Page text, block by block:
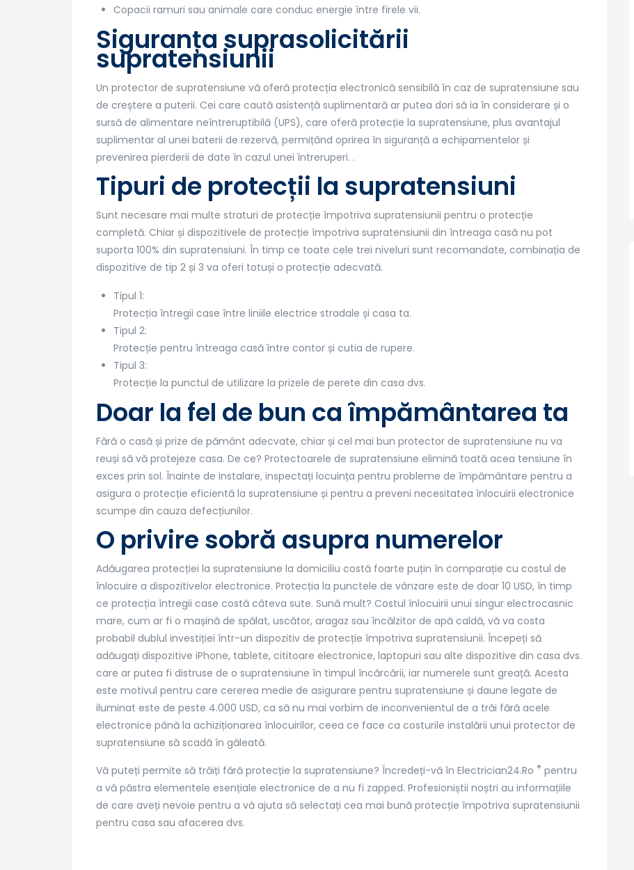
Copacii ramuri sau animale care conduc energie între firele vii.
Siguranța suprasolicitării
supratensiunii
Un protector de supratensiune vă oferă protecția electronică sensibilă în caz de supratensiune sau
de creștere a puterii. Cei care caută asistență suplimentară ar putea dori să ia în considerare și o
sursă de alimentare neîntreruptibilă (UPS), care oferă protecție la supratensiune, plus avantajul
suplimentar al unei baterii de rezervă, permițând oprirea în siguranță a echipamentelor și
prevenirea pierderii de date în cazul unei întreruperi. .
Tipuri de protecții la supratensiuni
Sunt necesare mai multe straturi de protecție împotriva supratensiunii pentru o protecție
completă. Chiar și dispozitivele de protecție împotriva supratensiunii din întreaga casă nu pot
suporta 100% din supratensiuni. În timp ce toate cele trei niveluri sunt recomandate, combinația de
dispozitive de tip 2 și 3 va oferi totuși o protecție adecvată.
Tipul 1:
Protecția întregii case între liniile electrice stradale și casa ta.
Tipul 2:
Protecție pentru întreaga casă între contor și cutia de rupere.
Tipul 3:
Protecție la punctul de utilizare la prizele de perete din casa dvs.
Doar la fel de bun ca împământarea ta
Fără o casă și prize de pământ adecvate, chiar și cel mai bun protector de supratensiune nu va
reuși să vă protejeze casa. De ce? Protectoarele de supratensiune elimină toată acea tensiune în
exces prin sol. Înainte de instalare, inspectați locuința pentru probleme de împământare pentru a
asigura o protecție eficientă la supratensiune și pentru a preveni necesitatea înlocuirii electronice
scumpe din cauza defecțiunilor.
O privire sobră asupra numerelor
Adăugarea protecției la supratensiune la domiciliu costă foarte puțin în comparație cu costul de
înlocuire a dispozitivelor electronice. Protecția la punctele de vânzare este de doar 10 USD, în timp
ce protecția întregii case costă câteva sute. Sună mult? Costul înlocuirii unui singur electrocasnic
mare, cum ar fi o mașină de spălat, uscător, aragaz sau încălzitor de apă caldă, vă va costa
probabil dublul investiției într-un dispozitiv de protecție împotriva supratensiunii. Începeți să
adăugați dispozitive iPhone, tablete, cititoare electronice, laptopuri sau alte dispozitive din casa dvs.
care ar putea fi distruse de o supratensiune în timpul încărcării, iar numerele sunt greață. Acesta
este motivul pentru care cererea medie de asigurare pentru supratensiune și daune legate de
iluminat este de peste 4.000 USD, ca să nu mai vorbim de inconvenientul de a trăi fără acele
electronice până la achiziționarea înlocuirilor, ceea ce face ca costurile instalării unui protector de
supratensiune să scadă în găleată.
Vă puteți permite să trăiți fără protecție la supratensiune? Încredeți-vă în Electrician24.Ro ® pentru
a vă păstra elementele esențiale electronice de a nu fi zapped. Profesioniștii noștri au informațiile
de care aveți nevoie pentru a vă ajuta să selectați cea mai bună protecție împotriva supratensiunii
pentru casa sau afacerea dvs.
Intrați în legătură
Blvd. Chisinau 18, Bloc M8, Sc
1, Sector 2, Bucuresti,
Romania
office@electrician24.ro
Telefon : +40721 60 90 10
https://electrician24.ro/
Servicii Electrician24
Electrician Bucuresti
Electrician non-stop
Electrician autorizat
Interventii electrice
Inlocuire tablou electric
Contact
Zona de acoperire
Electrician sector 1
Electrician sector 2
Electrician sector 3
Electrician sector 4
Electrician sector 5
Electrician sector 6
Electrician Ilfov